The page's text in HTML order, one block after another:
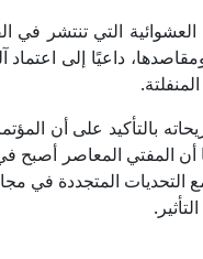
التي تنتشر في
داعيًا إلى اعتماد
بالتأكيد على أن
أن المفتي المعاصر أصبح
المتجددة في